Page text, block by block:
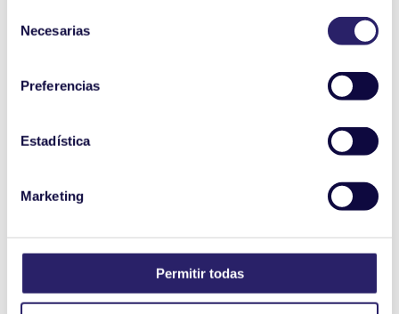
Necesarias
Preferencias
Estadística
Marketing
Permitir todas